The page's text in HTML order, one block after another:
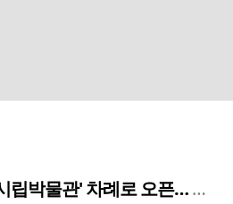
차례로 오픈… 고운동 정주여건 좋아진다